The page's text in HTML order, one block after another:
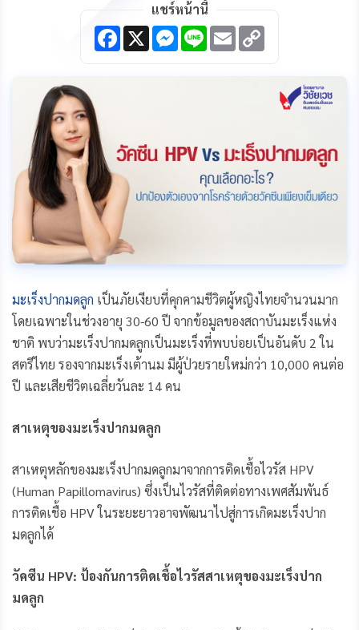
แชร์หน้านี้
F
X M
e
L E
m
มะเร็งปากมดลูก เป็นภัยเงียบที่คุกคามชีวิตผู้หญิงไทยจำนวนมาก
โดยเฉพาะในช่วงอายุ 30-60 ปี จากข้อมูลของสถาบันมะเร็งแห่ง
ชาติ พบว่ามะเร็งปากมดลูกเป็นมะเร็งที่พบบ่อยเป็นอันดับ 2 ใน
สตรีไทย รองจากมะเร็งเต้านม มีผู้ป่วยรายใหม่กว่า 10,000 คนต่อ
ปี และเสียชีวิตเฉลี่ยวันละ 14 คน
สาเหตุของมะเร็งปากมดลูก
สาเหตุหลักของมะเร็งปากมดลูกมาจากการติดเชื้อไวรัส HPV
(Human Papillomavirus) ซึ่งเป็นไวรัสที่ติดต่อทางเพศสัมพันธ์
การติดเชื้อ HPV ในระยะยาวอาจพัฒนาไปสู่การเกิดมะเร็งปาก
มดลูกได้
วัคซีน HPV: ป้องกันการติดเชื้อไวรัสสาเหตุของมะเร็งปาก
มดลูก